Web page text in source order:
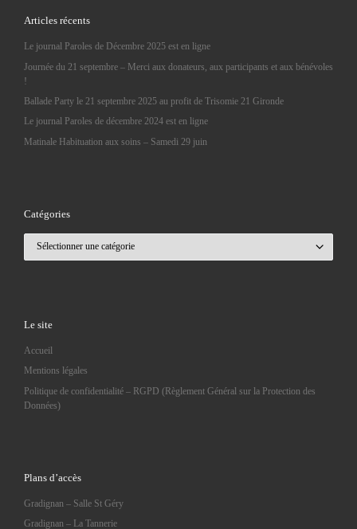
Articles récents
Le journal Paroles de Décembre 2025 est en ligne
Journée du 21 septembre – Merci aux donateurs, aux participants et aux bénévoles
!
Ballade Party le 21 septembre 2025 au profit de Trisomie 21 Gironde
Le journal Paroles de décembre 2024 est en ligne
Matinale Habituation aux soins – Samedi 29 juin
Catégories
Le site
Accueil
Mentions légales
Politique de confidentialité – RGPD (Règlement Général sur la Protection des
Données)
Plans d’accès
Gradignan – Salle St Géry
Gradignan – La Tannerie